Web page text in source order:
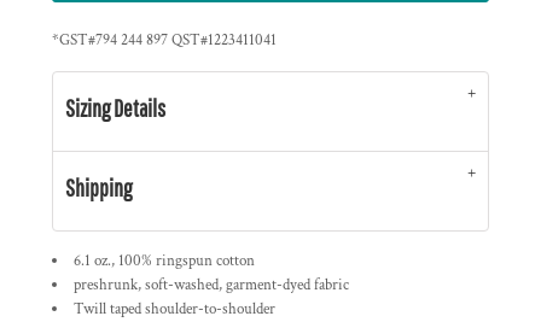
*GST#794 244 897 QST#1223411041
Sizing Details
Shipping
6.1 oz., 100% ringspun cotton
preshrunk, soft-washed, garment-dyed fabric
Twill taped shoulder-to-shoulder